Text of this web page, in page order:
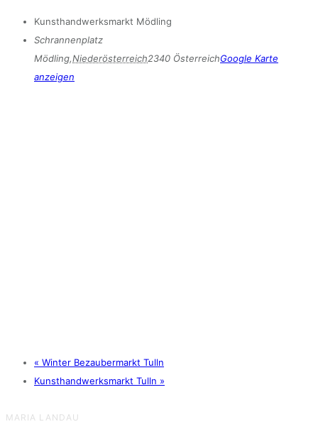
Kunsthandwerksmarkt Mödling
Schrannenplatz
Mödling,Niederösterreich2340 ÖsterreichGoogle Karte
anzeigen
« Winter Bezaubermarkt Tulln
Kunsthandwerksmarkt Tulln »
MARIA LANDAU